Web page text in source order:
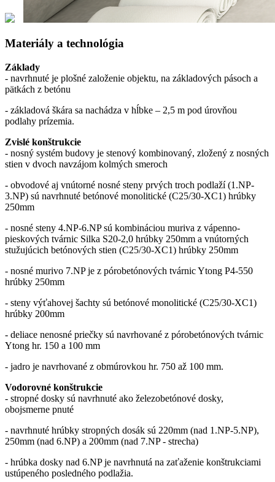
Materiály a technológia
Základy
- navrhnuté je plošné založenie objektu, na základových pásoch a
pätkách z betónu
- základová škára sa nachádza v hĺbke – 2,5 m pod úrovňou
podlahy prízemia.
Zvislé konštrukcie
- nosný systém budovy je stenový kombinovaný, zložený z nosných
stien v dvoch navzájom kolmých smeroch
- obvodové aj vnútorné nosné steny prvých troch podlaží (1.NP-
3.NP) sú navrhnuté betónové monolitické (C25/30-XC1) hrúbky
250mm
- nosné steny 4.NP-6.NP sú kombináciou muriva z vápenno-
pieskových tvárnic Silka S20-2,0 hrúbky 250mm a vnútorných
stužujúcich betónových stien (C25/30-XC1) hrúbky 250mm
- nosné murivo 7.NP je z pórobetónových tvárnic Ytong P4-550
hrúbky 250mm
- steny výťahovej šachty sú betónové monolitické (C25/30-XC1)
hrúbky 200mm
- deliace nenosné priečky sú navrhované z pórobetónových tvárnic
Ytong hr. 150 a 100 mm
- jadro je navrhované z obmúrovkou hr. 750 až 100 mm.
Vodorovné konštrukcie
- stropné dosky sú navrhnuté ako železobetónové dosky,
obojsmerne pnuté
- navrhnuté hrúbky stropných dosák sú 220mm (nad 1.NP-5.NP),
250mm (nad 6.NP) a 200mm (nad 7.NP - strecha)
- hrúbka dosky nad 6.NP je navrhnutá na zaťaženie konštrukciami
ustúpeného posledného podlažia.